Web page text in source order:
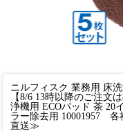
ニルフィスク 業務用 床
【8/6 13時以降のご注文
浄機用 ECOパッド 茶 20
ラー除去用 10001957
直送≫